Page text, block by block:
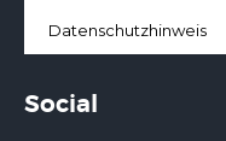
Datenschutzhinweis
Social